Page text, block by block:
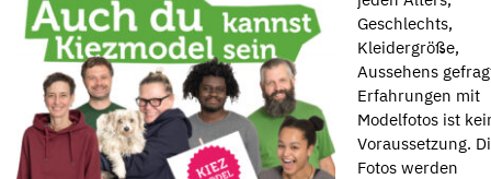
Geschlechts,
Kleidergröße,
Aussehens
Erfahrungen mit
Modelfotos ist
Voraussetzung.
Fotos werden